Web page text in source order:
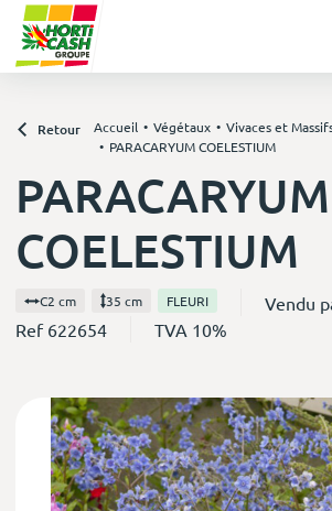
Retour Accueil Végétaux
Vivaces et
PARACARYUM COELESTIUM
PARACARYUM
COELESTIUM
C2 cm 35 cm FLEURI
Vendu
Ref 622654
TVA 10%